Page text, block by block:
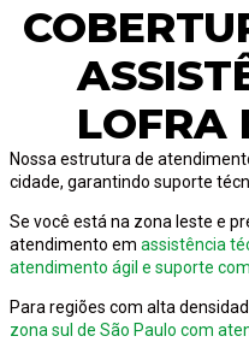
LOFRA
Nossa estrutura de
cidade, garantindo suporte
Se você está na zona leste e
atendimento emassistência
atendimento ágil e suporte
Para regiões com alta
zona sul de São Paulo com